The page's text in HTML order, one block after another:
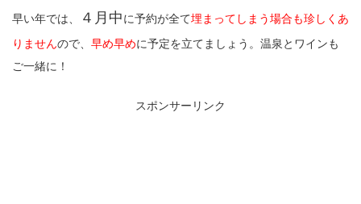
早い年では、 ４月中に予約が全て埋まってしまう場合も珍しくあ
りませんので、 早め早めに予定を立てましょう。温泉とワインも
ご一緒に！
スポンサーリンク